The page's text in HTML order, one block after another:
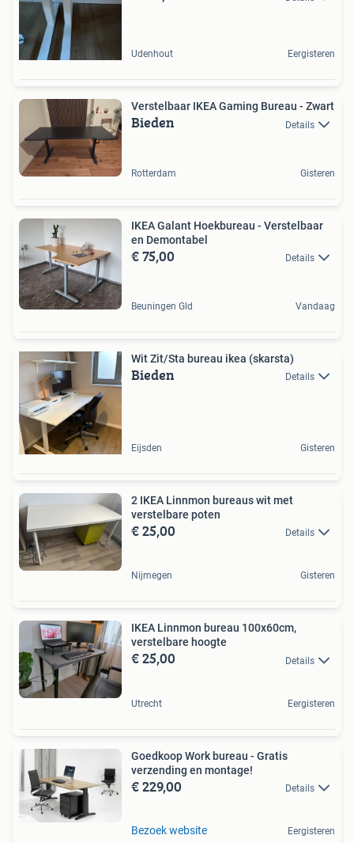
Udenhout Eergisteren
Verstelbaar IKEA Gaming Bureau - Zwart
Bieden Details
Rotterdam Gisteren
IKEA Galant Hoekbureau - Verstelbaar
en Demontabel
€ 75,00 Details
Beuningen Gld Vandaag
Wit Zit/Sta bureau ikea (skarsta)
Bieden Details
Eijsden Gisteren
2 IKEA Linnmon bureaus wit met
verstelbare poten
€ 25,00 Details
Nijmegen Gisteren
IKEA Linnmon bureau 100x60cm,
verstelbare hoogte
€ 25,00 Details
Utrecht Eergisteren
Goedkoop Work bureau - Gratis
verzending en montage!
€ 229,00 Details
Bezoek website Eergisteren